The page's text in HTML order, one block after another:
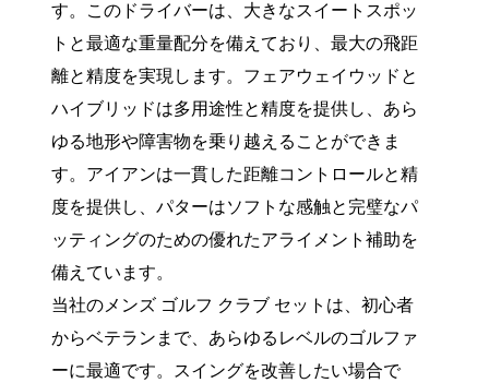
す。このドライバーは、大きなスイートスポッ
トと最適な重量配分を備えており、最大の飛距
離と精度を実現します。フェアウェイウッドと
ハイブリッドは多用途性と精度を提供し、あら
ゆる地形や障害物を乗り越えることができま
す。アイアンは一貫した距離コントロールと精
度を提供し、パターはソフトな感触と完璧なパ
ッティングのための優れたアライメント補助を
備えています。
当社のメンズ ゴルフ クラブ セットは、初心者
からベテランまで、あらゆるレベルのゴルファ
ーに最適です。スイングを改善したい場合で